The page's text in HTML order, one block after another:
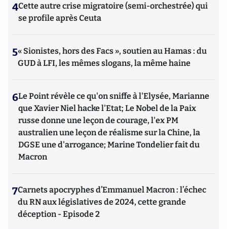
4Cette autre crise migratoire (semi-orchestrée) qui
se profile après Ceuta
5« Sionistes, hors des Facs », soutien au Hamas : du
GUD à LFI, les mêmes slogans, la même haine
6Le Point révèle ce qu'on sniffe à l'Elysée, Marianne
que Xavier Niel hacke l'Etat; Le Nobel de la Paix
russe donne une leçon de courage, l'ex PM
australien une leçon de réalisme sur la Chine, la
DGSE une d'arrogance; Marine Tondelier fait du
Macron
7Carnets apocryphes d’Emmanuel Macron : l’échec
du RN aux législatives de 2024, cette grande
déception - Episode 2